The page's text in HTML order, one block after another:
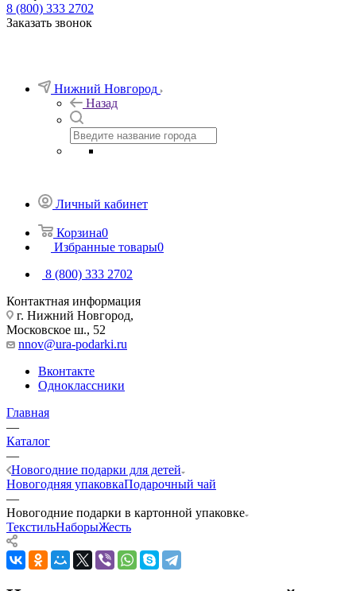
8 (800) 333 2702
Заказать звонок
Нижний Новгород
Назад
Личный кабинет
Корзина0
Избранные товары0
8 (800) 333 2702
Контактная информация
г. Нижний Новгород,
Московское ш., 52
nnov@ura-podarki.ru
Вконтакте
Одноклассники
Главная
—
Каталог
—
Новогодние подарки для детей
Новогодняя упаковкаПодарочный чай
—
Новогодние подарки в картонной упаковке
ТекстильНаборыЖесть